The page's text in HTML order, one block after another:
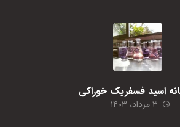
اسید فسفریک خوراکی
۳ مرداد، ۱۴۰۳